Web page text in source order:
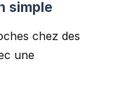
simple
chez des
une